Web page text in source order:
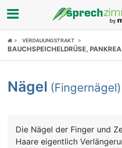
Fokus
Symptome
News
VERDAUUNGSTRAKT
BAUCHSPEICHELDRÜSE,
Nägel (Fingernägel)
Die Nägel der Finger und
Haare eigentlich